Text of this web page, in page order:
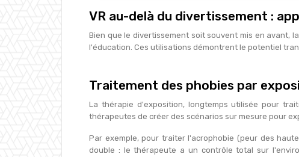
VR au-delà du divertissement :
Bien que le divertissement soit souvent mis en avant,
l'éducation. Ces utilisations démontrent le potentiel
Traitement des phobies par
La thérapie d'exposition, longtemps utilisée pour
thérapeutes de créer des scénarios sur mesure pour
Par exemple, pour traiter l'acrophobie (peur des
double : le thérapeute a un contrôle total sur